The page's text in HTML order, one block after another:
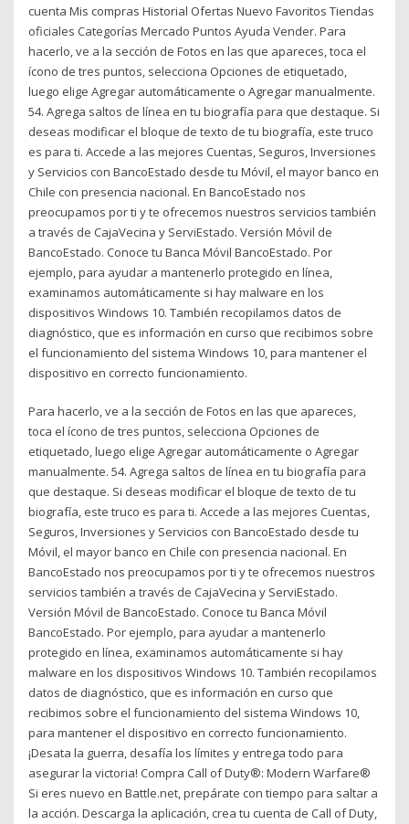
cuenta Mis compras Historial Ofertas Nuevo Favoritos Tiendas
oficiales Categorías Mercado Puntos Ayuda Vender. Para
hacerlo, ve a la sección de Fotos en las que apareces, toca el
ícono de tres puntos, selecciona Opciones de etiquetado,
luego elige Agregar automáticamente o Agregar manualmente.
54. Agrega saltos de línea en tu biografía para que destaque. Si
deseas modificar el bloque de texto de tu biografía, este truco
es para ti. Accede a las mejores Cuentas, Seguros, Inversiones
y Servicios con BancoEstado desde tu Móvil, el mayor banco en
Chile con presencia nacional. En BancoEstado nos
preocupamos por ti y te ofrecemos nuestros servicios también
a través de CajaVecina y ServiEstado. Versión Móvil de
BancoEstado. Conoce tu Banca Móvil BancoEstado. Por
ejemplo, para ayudar a mantenerlo protegido en línea,
examinamos automáticamente si hay malware en los
dispositivos Windows 10. También recopilamos datos de
diagnóstico, que es información en curso que recibimos sobre
el funcionamiento del sistema Windows 10, para mantener el
dispositivo en correcto funcionamiento.
Para hacerlo, ve a la sección de Fotos en las que apareces,
toca el ícono de tres puntos, selecciona Opciones de
etiquetado, luego elige Agregar automáticamente o Agregar
manualmente. 54. Agrega saltos de línea en tu biografía para
que destaque. Si deseas modificar el bloque de texto de tu
biografía, este truco es para ti. Accede a las mejores Cuentas,
Seguros, Inversiones y Servicios con BancoEstado desde tu
Móvil, el mayor banco en Chile con presencia nacional. En
BancoEstado nos preocupamos por ti y te ofrecemos nuestros
servicios también a través de CajaVecina y ServiEstado.
Versión Móvil de BancoEstado. Conoce tu Banca Móvil
BancoEstado. Por ejemplo, para ayudar a mantenerlo
protegido en línea, examinamos automáticamente si hay
malware en los dispositivos Windows 10. También recopilamos
datos de diagnóstico, que es información en curso que
recibimos sobre el funcionamiento del sistema Windows 10,
para mantener el dispositivo en correcto funcionamiento.
¡Desata la guerra, desafía los límites y entrega todo para
asegurar la victoria! Compra Call of Duty®: Modern Warfare®
Si eres nuevo en Battle.net, prepárate con tiempo para saltar a
la acción. Descarga la aplicación, crea tu cuenta de Call of Duty,